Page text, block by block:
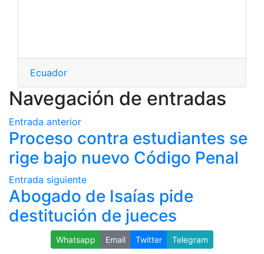
Ecuador
Navegación de entradas
Entrada anterior
Proceso contra estudiantes se
rige bajo nuevo Código Penal
Entrada siguiente
Abogado de Isaías pide
destitución de jueces
Whatsapp Email Twitter Telegram